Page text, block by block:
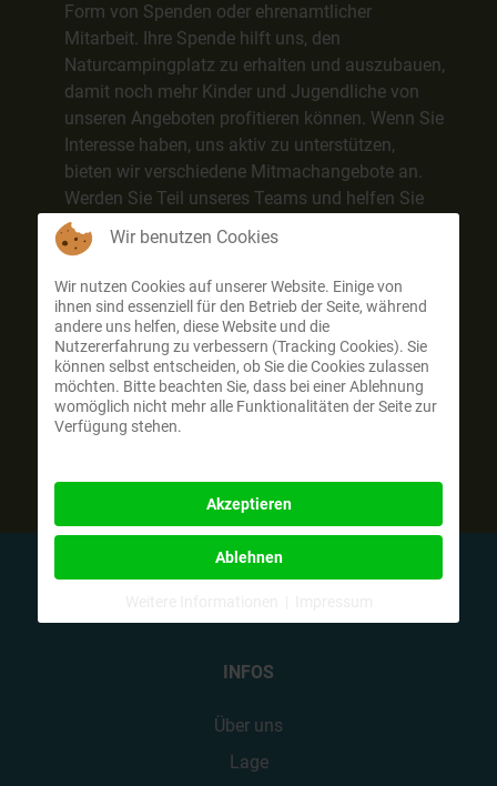
Form von Spenden oder ehrenamtlicher
Mitarbeit. Ihre Spende hilft uns, den
Naturcampingplatz zu erhalten und auszubauen,
damit noch mehr Kinder und Jugendliche von
unseren Angeboten profitieren können. Wenn Sie
Interesse haben, uns aktiv zu unterstützen,
bieten wir verschiedene Mitmachangebote an.
Werden Sie Teil unseres Teams und helfen Sie
uns, unvergessliche Erlebnisse für junge
Menschen zu schaffen.
Spendenmöglichkeiten
Ihre Spenden können direkt an unseren
Trägerverein überwiesen werden. Jeder Beitrag,
ob groß oder klein, hilft uns, unsere Ziele zu
erreichen und den Naturcampingplatz für
INFOS
Über uns
Lage
Wir benutzen Cookies
Wir nutzen Cookies auf unserer Website. Einige von
ihnen sind essenziell für den Betrieb der Seite, während
andere uns helfen, diese Website und die
Nutzererfahrung zu verbessern (Tracking Cookies). Sie
können selbst entscheiden, ob Sie die Cookies zulassen
möchten. Bitte beachten Sie, dass bei einer Ablehnung
womöglich nicht mehr alle Funktionalitäten der Seite zur
Verfügung stehen.
Akzeptieren
Ablehnen